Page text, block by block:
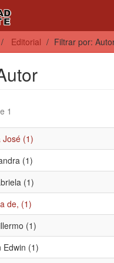
Editorial Filtrar por:
1
José (1)
(1)
(1)
de, (1)
(1)
Edwin (1)